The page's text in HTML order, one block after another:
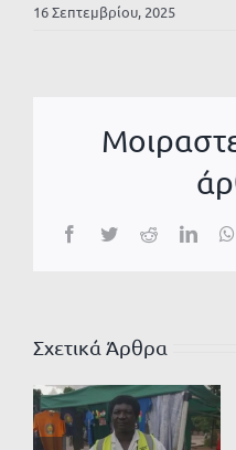
16 Σεπτεμβρίου, 2025
Facebook
TwitterReddit
Σχετικά Άρθρα